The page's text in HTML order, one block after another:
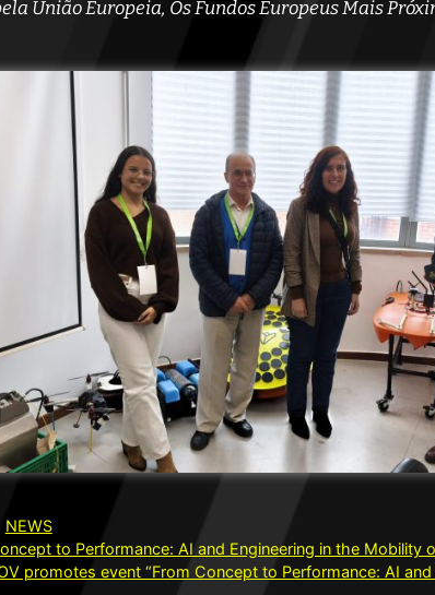
União Europeia, Os Fundos Europeus Mais
NEWS
to Performance: AI and Engineering in the
promotes event “From Concept to Performance: AI